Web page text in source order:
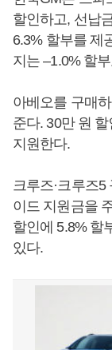
할인하고, 선납
6.3% 할부를 제
지는 –1.0% 할
아베오를 구매
준다. 30만 원
지원한다.
크루즈·크루즈5
이드 지원금을
할인에 5.8% 할
있다.